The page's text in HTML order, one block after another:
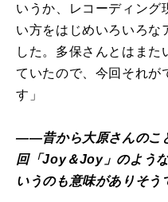
いうか、レコーディング
い方をはじめいろいろな
した。多保さんとはまた
ていたので、今回それが
す」
――昔から大原さんのこ
回「Joy＆Joy」のよう
いうのも意味がありそう